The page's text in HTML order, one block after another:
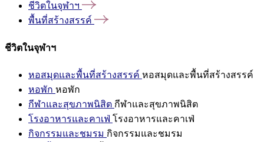
ชีวิตในจุฬาฯ
พื้นที่สร้างสรรค์
ชีวิตในจุฬาฯ
หอสมุดและพื้นที่สร้างสรรค์ หอสมุดและพื้นที่สร้างสรรค์
หอพัก หอพัก
กีฬาและสุขภาพนิสิต กีฬาและสุขภาพนิสิต
โรงอาหารและคาเฟ่ โรงอาหารและคาเฟ่
กิจกรรมและชมรม กิจกรรมและชมรม